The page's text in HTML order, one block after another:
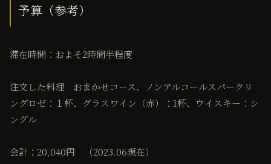
予算（参考）
滞在時間：およそ2時間半程度
注文した料理 おまかせコース、ノンアルコールスパークリ
ングロゼ：１杯、グラスワイン（赤）：1杯、ウイスキー：シ
ングル
会計：20,040円 （2023.06現在）